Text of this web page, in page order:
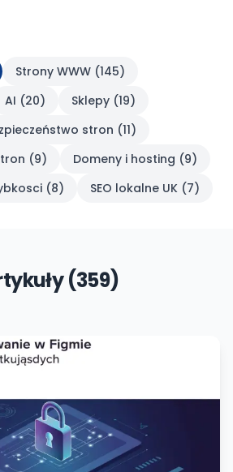
Strony WWW (145)
AI (20) Sklepy (19)
stron (11)
(9) Domeny i hosting (9)
(8) SEO lokalne UK (7)
(359)